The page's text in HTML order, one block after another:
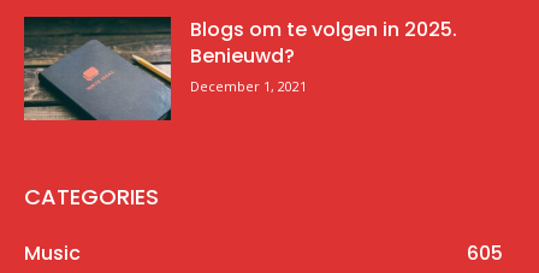
Blogs om te volgen in 2025.
Benieuwd?
December 1, 2021
CATEGORIES
Music
605